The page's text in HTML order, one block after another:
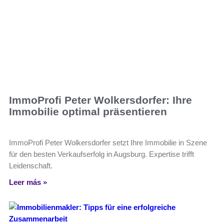
ImmoProfi Peter Wolkersdorfer: Ihre
Immobilie optimal präsentieren
ImmoProfi Peter Wolkersdorfer setzt Ihre Immobilie in Szene
für den besten Verkaufserfolg in Augsburg. Expertise trifft
Leidenschaft.
Leer más »